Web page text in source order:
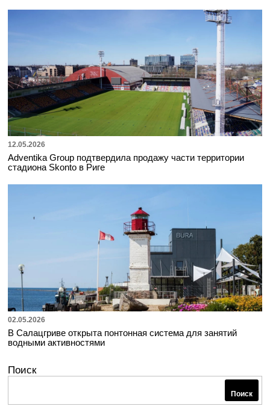
12.05.2026
Adventika Group подтвердила продажу части территории
стадиона Skonto в Риге
02.05.2026
В Салацгриве открыта понтонная система для занятий
водными активностями
Поиск
Поиск